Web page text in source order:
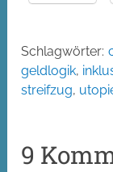
Schlagwörter:
geldlogik,
streifzug,
9